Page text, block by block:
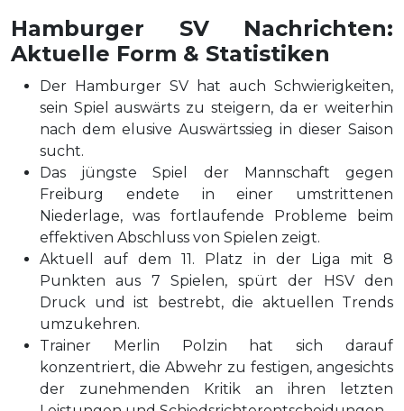
Hamburger SV Nachrichten:
Aktuelle Form & Statistiken
Der Hamburger SV hat auch Schwierigkeiten,
sein Spiel auswärts zu steigern, da er weiterhin
nach dem elusive Auswärtssieg in dieser Saison
sucht.
Das jüngste Spiel der Mannschaft gegen
Freiburg endete in einer umstrittenen
Niederlage, was fortlaufende Probleme beim
effektiven Abschluss von Spielen zeigt.
Aktuell auf dem 11. Platz in der Liga mit 8
Punkten aus 7 Spielen, spürt der HSV den
Druck und ist bestrebt, die aktuellen Trends
umzukehren.
Trainer Merlin Polzin hat sich darauf
konzentriert, die Abwehr zu festigen, angesichts
der zunehmenden Kritik an ihren letzten